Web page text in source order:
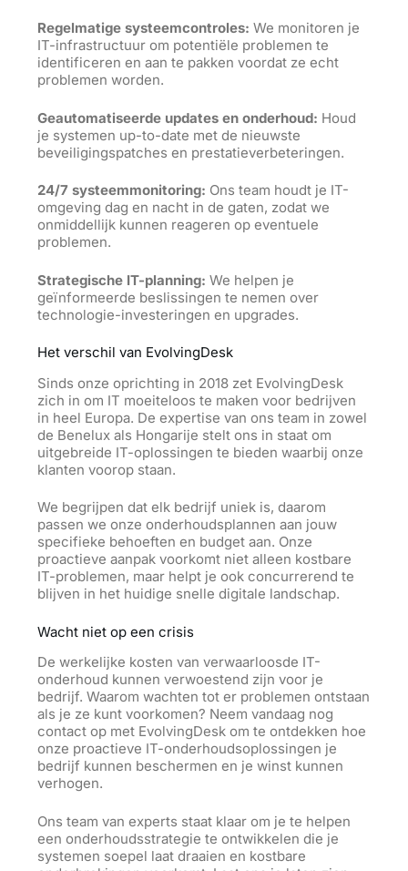
Regelmatige systeemcontroles: We monitoren je
IT-infrastructuur om potentiële problemen te
identificeren en aan te pakken voordat ze echt
problemen worden.
Geautomatiseerde updates en onderhoud: Houd
je systemen up-to-date met de nieuwste
beveiligingspatches en prestatieverbeteringen.
24/7 systeemmonitoring: Ons team houdt je IT-
omgeving dag en nacht in de gaten, zodat we
onmiddellijk kunnen reageren op eventuele
problemen.
Strategische IT-planning: We helpen je
geïnformeerde beslissingen te nemen over
technologie-investeringen en upgrades.
Het verschil van EvolvingDesk
Sinds onze oprichting in 2018 zet EvolvingDesk
zich in om IT moeiteloos te maken voor bedrijven
in heel Europa. De expertise van ons team in zowel
de Benelux als Hongarije stelt ons in staat om
uitgebreide IT-oplossingen te bieden waarbij onze
klanten voorop staan.
We begrijpen dat elk bedrijf uniek is, daarom
passen we onze onderhoudsplannen aan jouw
specifieke behoeften en budget aan. Onze
proactieve aanpak voorkomt niet alleen kostbare
IT-problemen, maar helpt je ook concurrerend te
blijven in het huidige snelle digitale landschap.
Wacht niet op een crisis
De werkelijke kosten van verwaarloosde IT-
onderhoud kunnen verwoestend zijn voor je
bedrijf. Waarom wachten tot er problemen ontstaan
als je ze kunt voorkomen? Neem vandaag nog
contact op met EvolvingDesk om te ontdekken hoe
onze proactieve IT-onderhoudsoplossingen je
bedrijf kunnen beschermen en je winst kunnen
verhogen.
Ons team van experts staat klaar om je te helpen
een onderhoudsstrategie te ontwikkelen die je
systemen soepel laat draaien en kostbare